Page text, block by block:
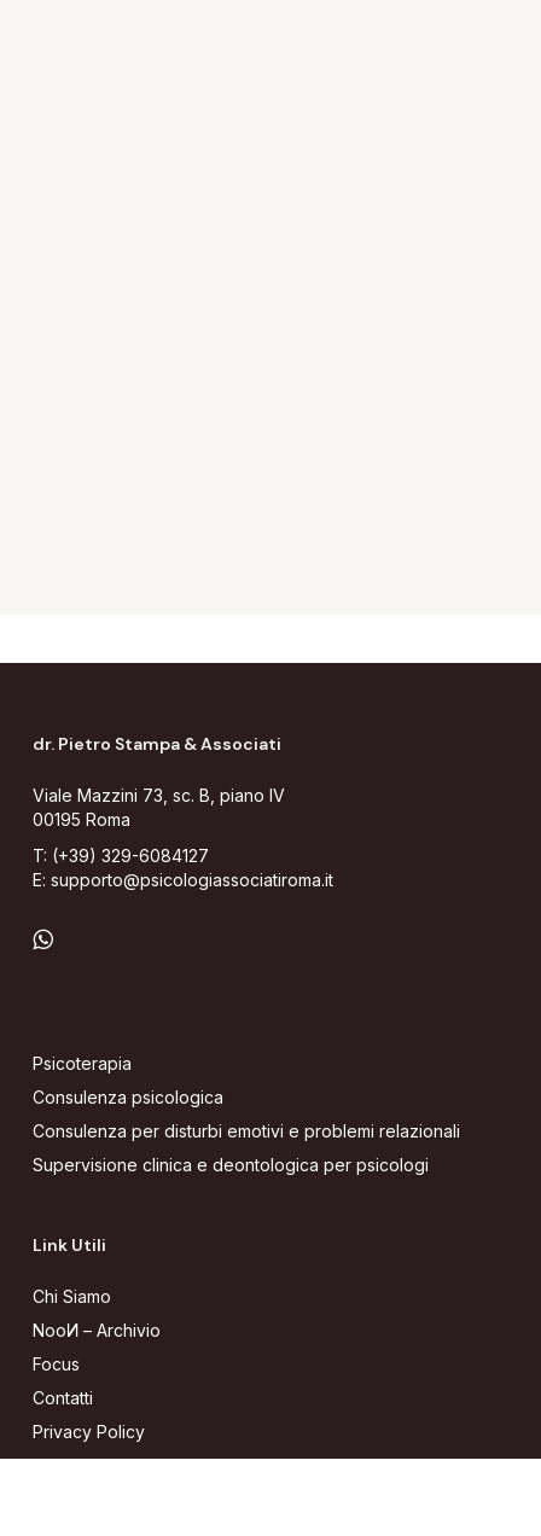
dr. Pietro Stampa & Associati
Viale Mazzini 73, sc. B, piano IV
00195 Roma
T: (+39) 329-6084127
E: supporto@psicologiassociatiroma.it
Psicoterapia
Consulenza psicologica
Consulenza per disturbi emotivi e problemi relazionali
Supervisione clinica e deontologica per psicologi
Link Utili
Chi Siamo
NooN – Archivio
Focus
Contatti
Privacy Policy